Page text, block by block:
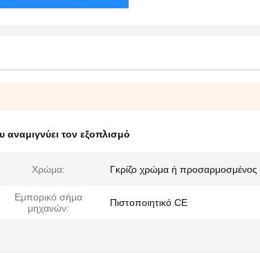
αναμιγνύει τον εξοπλισμό
Χρώμα: Γκρίζο χρώμα ή προσαρμοσμένος
Εμπορικό σήμα
μηχανών:
Πιστοποιητικό CE